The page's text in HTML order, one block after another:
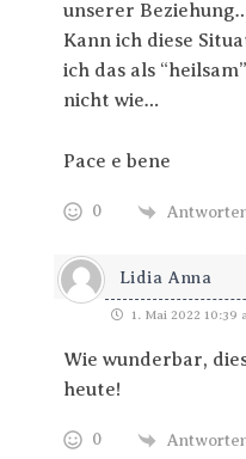
unserer
Kann ich diese
ich das als
nicht wie…
Pace e bene
0
Lidia Anna
1. Mai 2022 10:39
Wie wunderbar,
heute!
0